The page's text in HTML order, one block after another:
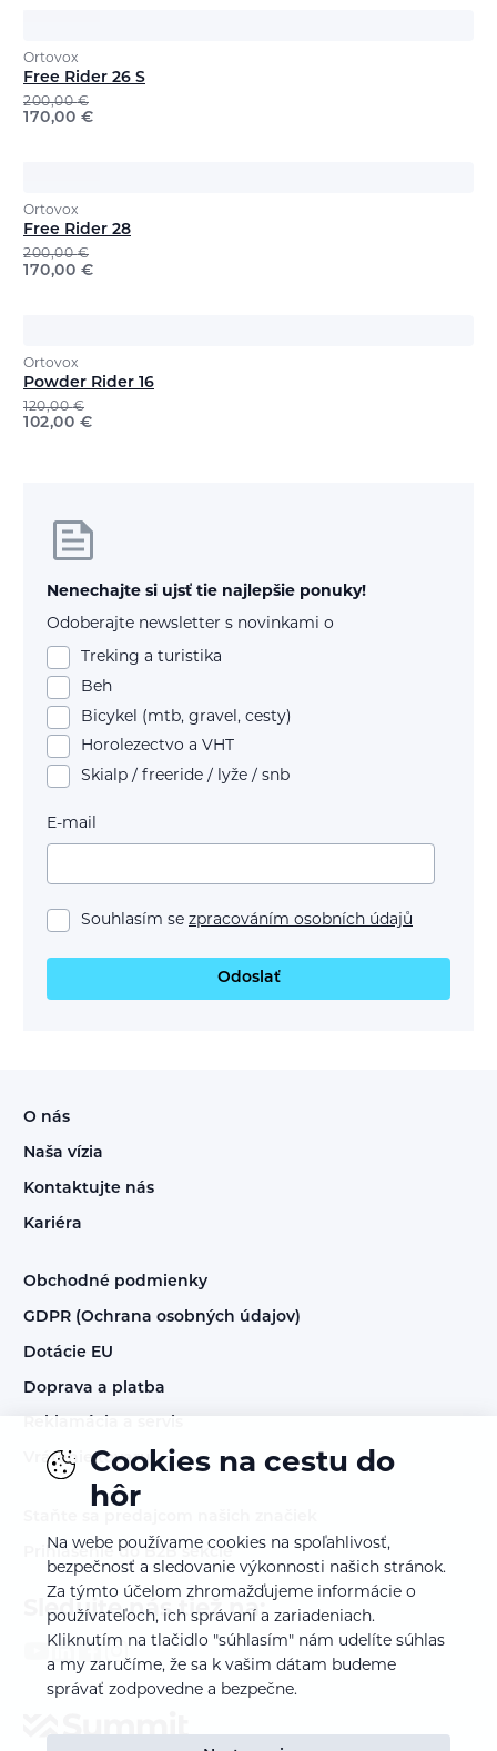
Ortovox
Free Rider 26 S
200,00€
170,00 €
Ortovox
Free Rider 28
200,00€
170,00 €
Ortovox
Powder Rider 16
120,00€
102,00 €
Nenechajte si ujsť tie najlepšie ponuky!
Odoberajte newsletter s novinkami o
Treking a turistika
Beh
Bicykel (mtb, gravel, cesty)
Horolezectvo a VHT
Skialp / freeride / lyže / snb
E-mail
Souhlasím se zpracováním osobních údajů
Odoslať
O nás
Naša vízia
Kontaktujte nás
Kariéra
Obchodné podmienky
GDPR (Ochrana osobných údajov)
Dotácie EU
Doprava a platba
Vrátenie tovaru
Prihlásenie do B2B sekcie
Sledujte nás tiež na:
Cookies na cestu do
hôr
Na webe používame cookies na spoľahlivosť,
bezpečnosť a sledovanie výkonnosti našich stránok.
Za týmto účelom zhromažďujeme informácie o
používateľoch, ich správaní a zariadeniach.
Kliknutím na tlačidlo "súhlasím" nám udelíte súhlas
a my zaručíme, že sa k vašim dátam budeme
správať zodpovedne a bezpečne.